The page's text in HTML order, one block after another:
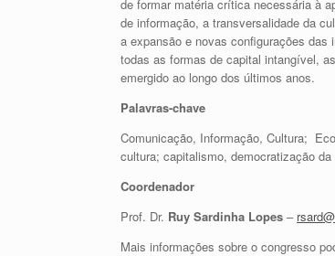
de formar matéria crítica necessária à
de informação, a transversalidade da
a expansão e novas configurações
todas as formas de capital intangível,
emergido ao longo dos últimos anos.
Palavras-chave
Comunicação, Informação, Cultura;
cultura; capitalismo, democratização
Coordenador
Prof. Dr. Ruy Sardinha Lopes –
Mais informações sobre o congresso